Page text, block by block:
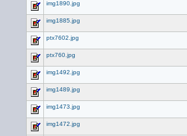
img1890.jpg
img1885.jpg
ptx7602.jpg
ptx760.jpg
img1492.jpg
img1489.jpg
img1473.jpg
img1472.jpg